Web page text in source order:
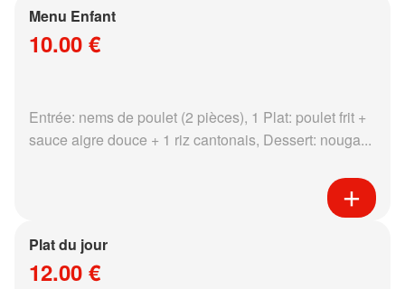
Menu Enfant
10.00 €
Entrée: nems de poulet (2 pièces), 1 Plat: poulet frit +
sauce aigre douce + 1 riz cantonais, Dessert: nouga...
Plat du jour
12.00 €